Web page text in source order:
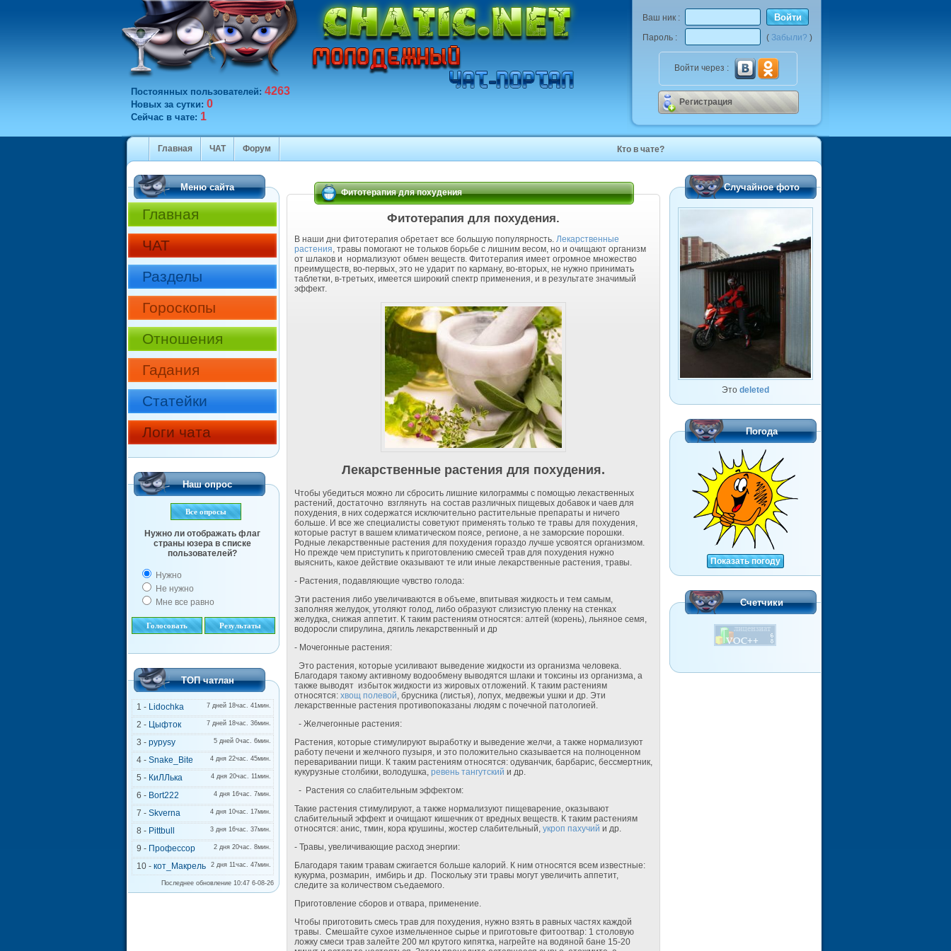
Постоянных пользователей: 4263
Новых за сутки: 0
Сейчас в чате: 1
Ваш ник : Войти
Пароль : ( Забыли? )
Войти через :
Регистрация
Главная ЧАТ Форум Кто в чате?
Меню сайта
Главная
ЧАТ
Разделы
Гороскопы
Отношения
Гадания
Статейки
Логи чата
Наш опрос
Все опросы
Нужно ли отображать флаг
страны юзера в списке
пользователей?
Нужно
Не нужно
Мне все равно
Голосовать Результаты
ТОП чатлан
1 - Lidochka 7 дней 18час. 41мин.
2 - Цыфток 7 дней 18час. 36мин.
3 - pypysy 5 дней 0час. 6мин.
4 - Snake_Bite 4 дня 22час. 45мин.
5 - КиЛЛька 4 дня 20час. 11мин.
6 - Bort222 4 дня 16час. 7мин.
7 - Skverna 4 дня 10час. 17мин.
8 - Pittbull 3 дня 16час. 37мин.
9 - Профессор 2 дня 20час. 8мин.
10 - кот_Макрель 2 дня 11час. 47мин.
Последнее обновление 10:47 6-08-26
Фитотерапия для похудения
Фитотерапия для похудения.
В наши дни фитотерапия обретает все большую популярность. Лекарственные
растения, травы помогают не тольков борьбе с лишним весом, но и очищают организм
от шлаков и нормализуют обмен веществ. Фитотерапия имеет огромное множество
преимуществ, во-первых, это не ударит по карману, во-вторых, не нужно принимать
таблетки, в-третьих, имеется широкий спектр применения, и в результате значимый
эффект.
Лекарственные растения для похудения.
Чтобы убедиться можно ли сбросить лишние килограммы с помощью лекаственных
растений, достаточно взглянуть на состав различных пищевых добавок и чаев для
похудения, в них содержатся исключительно растительные препараты и ничего
больше. И все же специалисты советуют применять только те травы для похудения,
которые растут в вашем климатическом поясе, регионе, а не заморские порошки.
Родные лекарственные растения для похудения гораздо лучше усвоятся организмом.
Но прежде чем приступить к приготовлению смесей трав для похудения нужно
выяснить, какое действие оказывают те или иные лекарственные растения, травы.
- Растения, подавляющие чувство голода:
Эти растения либо увеличиваются в объеме, впитывая жидкость и тем самым,
заполняя желудок, утоляют голод, либо образуют слизистую пленку на стенках
желудка, снижая аппетит. К таким растениям относятся: алтей (корень), льняное семя,
водоросли спирулина, дягиль лекарственный и др
- Мочегонные растения:
Это растения, которые усиливают выведение жидкости из организма человека.
Благодаря такому активному водообмену выводятся шлаки и токсины из организма, а
также выводят избыток жидкости из жировых отложений. К таким растениям
относятся: хвощ полевой, брусника (листья), лопух, медвежьи ушки и др. Эти
лекарственные растения противопоказаны людям с почечной патологией.
- Желчегонные растения:
Растения, которые стимулируют выработку и выведение желчи, а также нормализуют
работу печени и желчного пузыря, и это положительно сказывается на полноценном
переваривании пищи. К таким растениям относятся: одуванчик, барбарис, бессмертник,
кукурузные столбики, володушка, ревень тангутский и др.
- Растения со слабительным эффектом:
Такие растения стимулируют, а также нормализуют пищеварение, оказывают
слабительный эффект и очищают кишечник от вредных веществ. К таким растениям
относятся: анис, тмин, кора крушины, жостер слабительный, укроп пахучий и др.
- Травы, увеличивающие расход энергии:
Благодаря таким травам сжигается больше калорий. К ним относятся всем известные:
кукурма, розмарин, имбирь и др. Поскольку эти травы могут увеличить аппетит,
следите за количеством съедаемого.
Приготовление сборов и отвара, применение.
Чтобы приготовить смесь трав для похудения, нужно взять в равных частях каждой
травы. Смешайте сухое измельченное сырье и приготовьте фитоотвар: 1 столовую
ложку смеси трав залейте 200 мл крутого кипятка, нагрейте на водяной бане 15-20
Случайное фото
Это deleted
Погода
Показать погоду
Счетчики